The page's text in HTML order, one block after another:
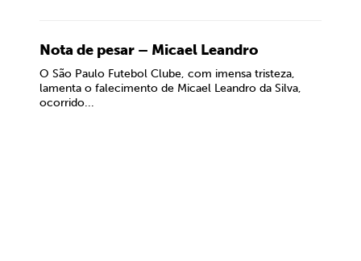
Nota de pesar – Micael Leandro
O São Paulo Futebol Clube, com imensa tristeza,
lamenta o falecimento de Micael Leandro da Silva,
ocorrido...